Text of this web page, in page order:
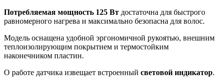
Потребляемая мощность 125 Вт достаточна для быстрого
равномерного нагрева и максимально безопасна для волос.
Модель оснащена удобной эргономичной рукоятью, внешним
теплоизолирующим покрытием и термостойким
наконечником пластин.
О работе датчика извещает встроенный световой индикатор.